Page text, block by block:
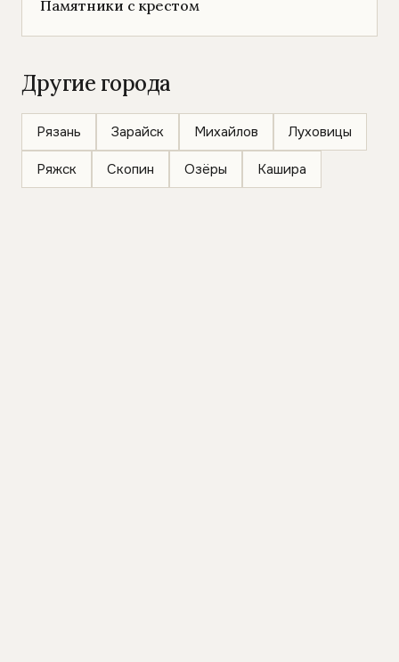
Памятники с крестом
Другие города
Рязань Зарайск Михайлов Луховицы
Ряжск Скопин Озёры Кашира